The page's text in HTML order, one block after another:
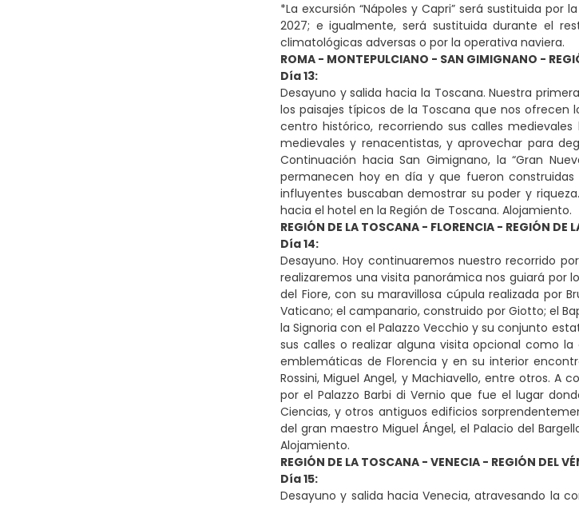
*La excursión “Nápoles y Capri” será sustituida por
2027; e igualmente, será sustituida durante el
climatológicas adversas o por la operativa naviera.
ROMA - MONTEPULCIANO - SAN GIMIGNANO -
Día 13:
Desayuno y salida hacia la Toscana. Nuestra
los paisajes típicos de la Toscana que nos ofrecen
centro histórico, recorriendo sus calles
medievales y renacentistas, y aprovechar para
Continuación hacia San Gimignano, la “Gran
permanecen hoy en día y que fueron
influyentes buscaban demostrar su poder y
hacia el hotel en la Región de Toscana. Alojamiento.
REGIÓN DE LA TOSCANA - FLORENCIA - REGIÓN DE
Día 14:
Desayuno. Hoy continuaremos nuestro recorrido
realizaremos una visita panorámica nos guiará por
del Fiore, con su maravillosa cúpula realizada por
Vaticano; el campanario, construido por Giotto; el
la Signoria con el Palazzo Vecchio y su conjunto
sus calles o realizar alguna visita opcional como la
emblemáticas de Florencia y en su interior
Rossini, Miguel Angel, y Machiavello, entre otros.
por el Palazzo Barbi di Vernio que fue el lugar
Ciencias, y otros antiguos edificios
del gran maestro Miguel Ángel, el Palacio del
Alojamiento.
REGIÓN DE LA TOSCANA - VENECIA - REGIÓN DEL
Día 15:
Desayuno y salida hacia Venecia, atravesando la